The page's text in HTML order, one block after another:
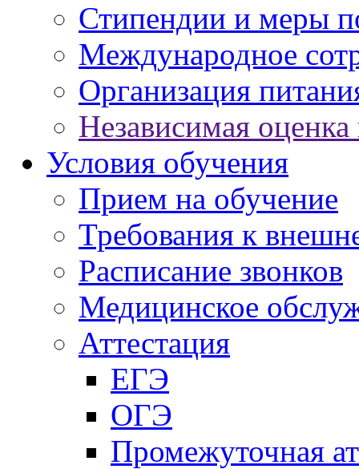
Стипендии и меры
Международное
Организация
Независимая оценка
Условия обучения
Прием на обучение
Требования к
Расписание звонков
Медицинское
Аттестация
ЕГЭ
ОГЭ
Промежуточная